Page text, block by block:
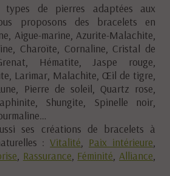
de pierres adaptées aux
proposons des bracelets en
Aigue-marine, Azurite-Malachite,
Charoïte, Cornaline, Cristal de
Hématite, Jaspe rouge,
Larimar, Malachite, Œil de tigre,
Pierre de soleil, Quartz rose,
Shungite, Spinelle noir,
ses créations de bracelets à
:Vitalité Paix intérieure
Rassurance Féminité Alliance